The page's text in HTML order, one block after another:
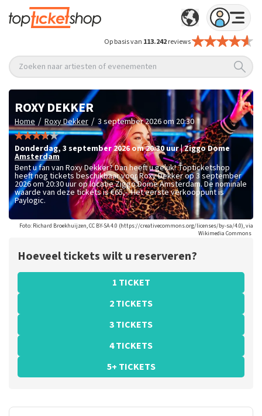
Op basis van 113.242reviews
Zoeken naar artiesten of evenementen
ROXY DEKKER
Home / Roxy Dekker / 3 september 2026 om 20:30
donderdag, 3 september 2026 om 20:30uur|Ziggo Dome
Amsterdam
Bent u fan van Roxy Dekker? Dan heeft u geluk! Topticketshop
heeft nog tickets beschikbaar voor Roxy Dekker op 3 september
2026 om 20:30 uur op locatie Ziggo Dome Amsterdam. De nominale
waarde van deze tickets is€65,-. Het eerste verkooppunt is
Paylogic.
Foto: Richard Broekhuijzen, CC BY-SA 4.0 (https://creativecommons.org/licenses/by-sa/4.0), via
Wikimedia Commons
Hoeveel tickets wilt u reserveren?
1 TICKET
2 TICKETS
3 TICKETS
4 TICKETS
5+ TICKETS